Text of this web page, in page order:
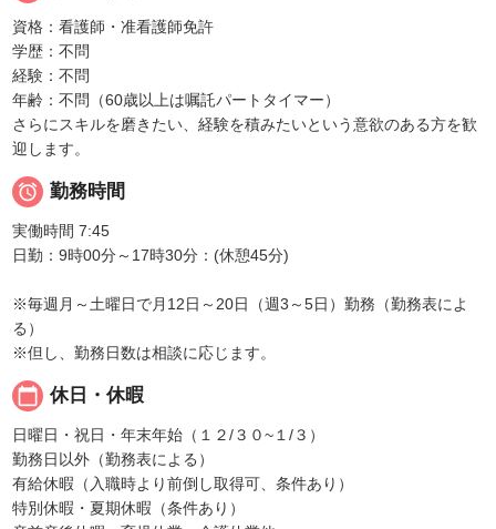
資格：看護師・准看護師免許
学歴：不問
経験：不問
年齢：不問（60歳以上は嘱託パートタイマー）
さらにスキルを磨きたい、経験を積みたいという意欲のある方を歓
迎します。
 勤務時間
実働時間 7:45
日勤：9時00分～17時30分：(休憩45分)
※毎週月～土曜日で月12日～20日（週3～5日）勤務（勤務表によ
る）
※但し、勤務日数は相談に応じます。
calendar_today 休日・休暇
日曜日・祝日・年末年始（１２/３０~１/３）
勤務日以外（勤務表による）
有給休暇（入職時より前倒し取得可、条件あり）
特別休暇・夏期休暇（条件あり）